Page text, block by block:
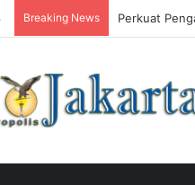
Breaking News Perkuat